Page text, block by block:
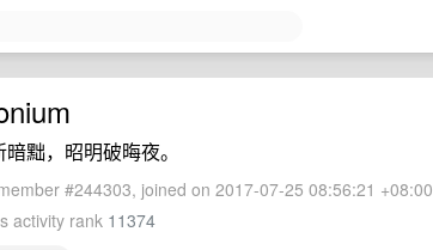
黜，昭明破晦夜。
#244303, joined on 2017-07-25 08:56:21 +08:00
activity rank 11374